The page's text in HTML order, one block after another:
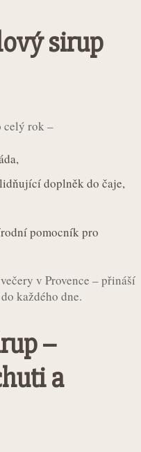
sirup
celý rok –
doplněk do čaje,
pomocník pro
v Provence – přináší
každého dne.
–
a